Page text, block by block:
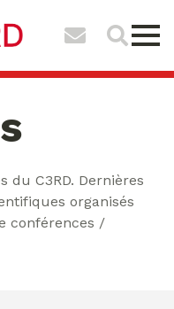
du C3RD. Dernières
organisés
conférences /